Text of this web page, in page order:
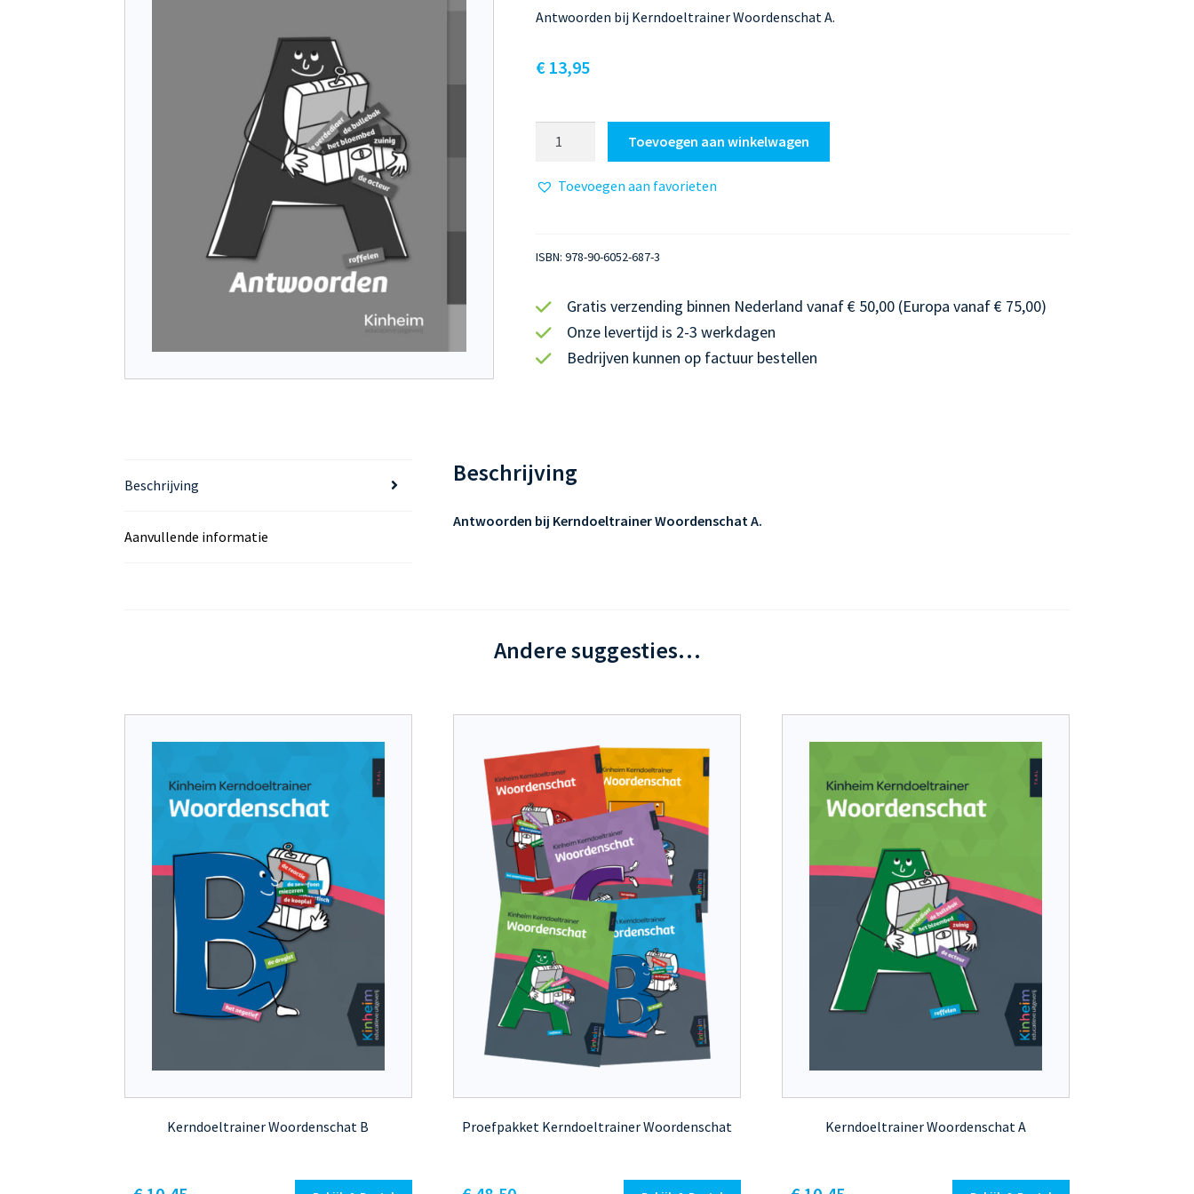
Antwoorden bij Kerndoeltrainer Woordenschat A.
€13,95
Antwoorden
Toevoegen aan winkelwagen
Toevoegen aan favorieten
ISBN: 978-90-6052-687-3
Gratis verzending binnen Nederland vanaf € 50,00 (Europa vanaf € 75,00)
Onze levertijd is 2-3 werkdagen
Bedrijven kunnen op factuur bestellen
Beschrijving
Aanvullende informatie
Beschrijving
Antwoorden bij Kerndoeltrainer Woordenschat A.
Andere suggesties…
Kerndoeltrainer Woordenschat B Proefpakket Kerndoeltrainer Woordenschat Kerndoeltrainer Woordenschat A